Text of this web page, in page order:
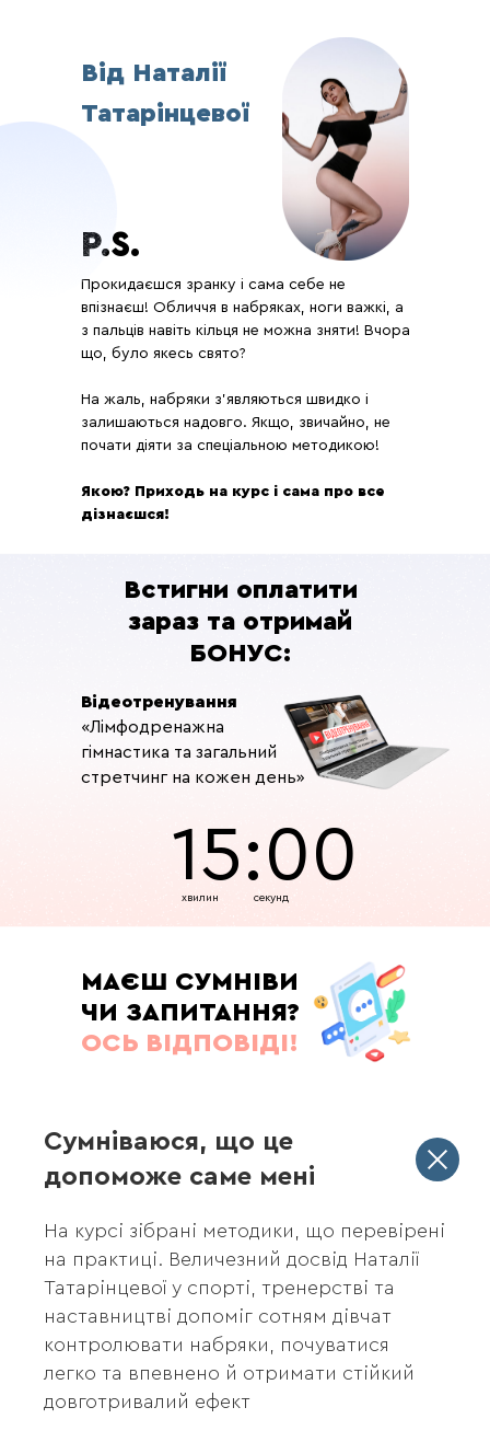
P.S.
Від Наталії
Татарінцевої
Прокидаєшся зранку і сама себе не
впізнаєш! Обличчя в набряках, ноги важкі, а
з пальців навіть кільця не можна зняти! Вчора
що, було якесь свято?
На жаль, набряки з’являються швидко і
залишаються надовго. Якщо, звичайно, не
почати діяти за спеціальною методикою!
Якою? Приходь на курс і сама про все
дізнаєшся!
Встигни оплатити
зараз та отримай
БОНУС:
Відеотренування
«Лімфодренажна
гімнастика та загальний
стретчинг на кожен день»
хвилин секунд
15:00
МАЄШ СУМНІВИ
ЧИ ЗАПИТАННЯ?
ОСЬ ВІДПОВІДІ!
Сумніваюся, що це
допоможе саме мені
На курсі зібрані методики, що перевірені
на практиці. Величезний досвід Наталії
Татарінцевої у спорті, тренерстві та
наставництві допоміг сотням дівчат
контролювати набряки, почуватися
легко та впевнено й отримати стійкий
довготривалий ефект